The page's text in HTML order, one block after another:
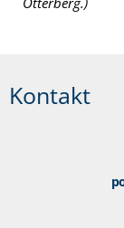
Kontakt